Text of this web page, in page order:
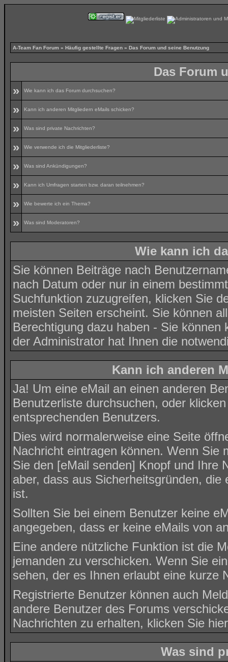
A-Team Fan Forum » Häufig gestellte Fragen » Das Forum und seine Benutzung
Das Forum
»
Wie kann ich das Forum durchsuchen?
» Kann ich anderen Mitgliedern eMails schicken?
» Was sind private Nachrichten?
» Wie verwende ich die Mitgliederliste?
» Was sind Ankündigungen?
» Kann ich Umfragen starten bzw. daran teilnehmen?
» Wie bewerte ich ein Thema?
» Was sind Moderatoren?
Wie kann ich
Sie können Beiträge nach
nach Datum oder nur in einem
Suchfunktion zuzugreifen, klicken Sie
meisten Seiten erscheint. Sie können
Berechtigung dazu haben - Sie
der Administrator hat Ihnen die
Kann ich anderen
Ja! Um eine eMail an einen anderen
Benutzerliste durchsuchen, oder
entsprechenden Benutzers.
Dies wird normalerweise eine Seite
Nachricht eintragen können. Wenn Sie
Sie den [eMail senden] Knopf und Ihre
aber, dass aus Sicherheitsgründen,
ist.
Sollten Sie bei einem Benutzer keine
angegeben, dass er keine eMails von
Eine andere nützliche Funktion ist die
jemanden zu verschicken. Wenn Sie
sehen, der es Ihnen erlaubt eine kurze
Registrierte Benutzer können auch
andere Benutzer des Forums
Nachrichten zu erhalten, klicken Sie hier
Was sind